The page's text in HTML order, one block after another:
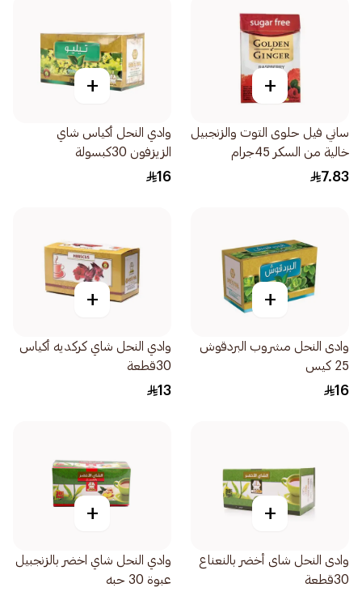
+
ساني فيل حلوى التوت والزنجبيل
خالية من السكر 45جرام
7.83
+
وادي النحل أكياس شاي
الزيزفون 30كبسولة
16
+
وادى النحل مشروب البردقوش
25 كيس
16
+
وادي النحل شاي كركديه أكياس
30قطعة
13
+
وادى النحل شاى أخضر بالنعناع
30قطعة
+
وادي النحل شاي اخضر بالزنجبيل
عبوة 30 حبه